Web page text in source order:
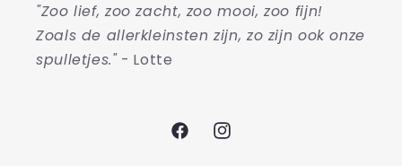
"Zoo lief, zoo zacht, zoo mooi, zoo fijn!
Zoals de allerkleinsten zijn, zo zijn ook onze
spulletjes."- Lotte
FacebookInstagram